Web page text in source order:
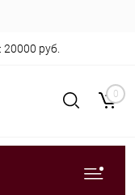
руб.
0